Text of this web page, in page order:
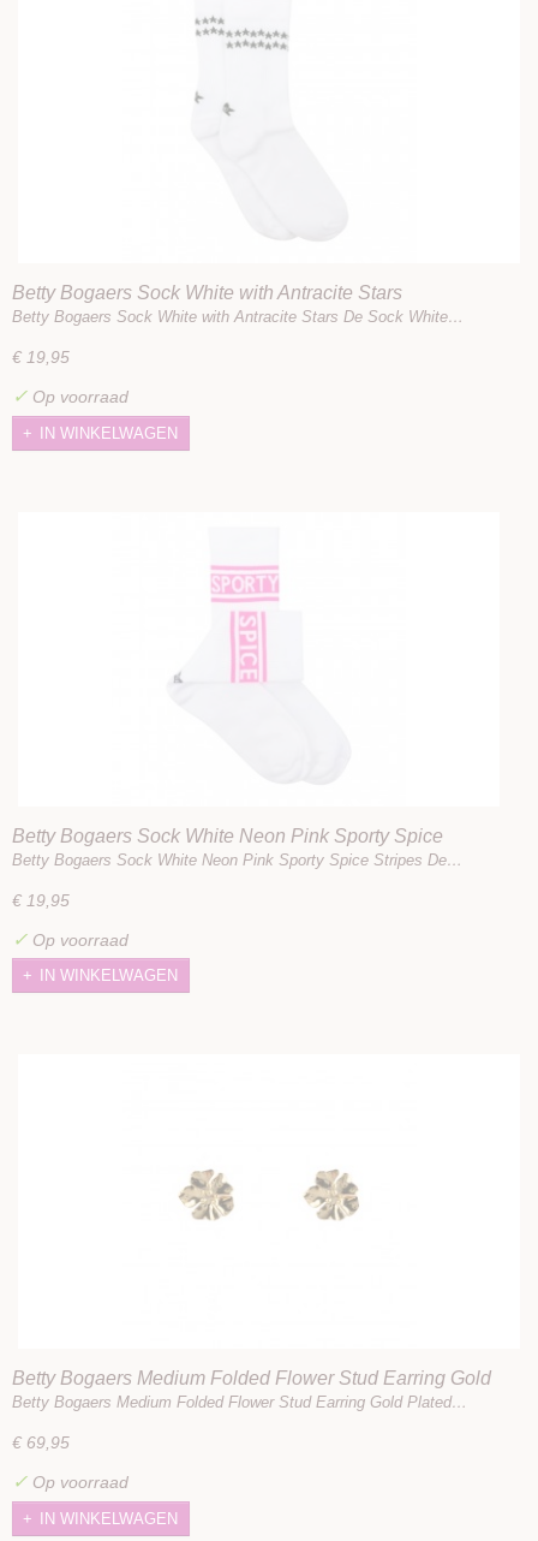
Betty Bogaers Sock White with Antracite Stars
Betty Bogaers Sock White with Antracite Stars De Sock White…
€ 19,95
✓ Op voorraad
IN WINKELWAGEN
Betty Bogaers Sock White Neon Pink Sporty Spice
Stripes
Betty Bogaers Sock White Neon Pink Sporty Spice Stripes De…
€ 19,95
✓ Op voorraad
IN WINKELWAGEN
Betty Bogaers Medium Folded Flower Stud Earring Gold
Plated
Betty Bogaers Medium Folded Flower Stud Earring Gold Plated…
€ 69,95
✓ Op voorraad
IN WINKELWAGEN